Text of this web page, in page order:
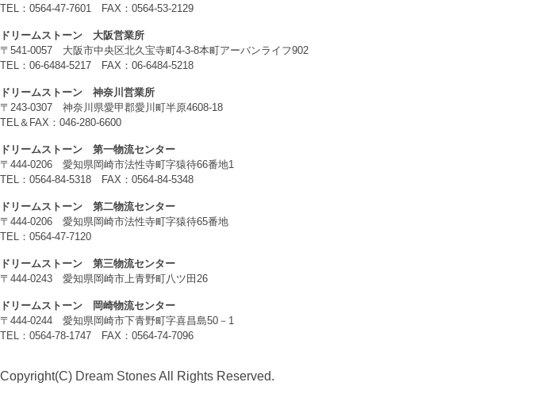
TEL：0564-47-7601 FAX：0564-53-2129
ドリームストーン 大阪営業所
〒541-0057 大阪市中央区北久宝寺町4-3-8本町アーバンライフ902
TEL：06-6484-5217 FAX：06-6484-5218
ドリームストーン 神奈川営業所
〒243-0307 神奈川県愛甲郡愛川町半原4608-18
TEL＆FAX：046-280-6600
ドリームストーン 第一物流センター
〒444-0206 愛知県岡崎市法性寺町字猿待66番地1
TEL：0564-84-5318 FAX：0564-84-5348
ドリームストーン 第二物流センター
〒444-0206 愛知県岡崎市法性寺町字猿待65番地
TEL：0564-47-7120
ドリームストーン 第三物流センター
〒444-0243 愛知県岡崎市上青野町八ツ田26
ドリームストーン 岡崎物流センター
〒444-0244 愛知県岡崎市下青野町字喜昌島50－1
TEL：0564-78-1747 FAX：0564-74-7096
Copyright(C) Dream StonesAll Rights Reserved.